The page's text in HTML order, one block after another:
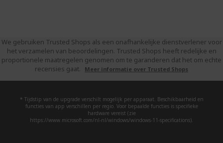
We gebruiken Trusted Shops als een onafhankelijke dienstverlener voor
het verzamelen van beoordelingen. Trusted Shops heeft redelijke en
proportionele maatregelen genomen om te garanderen dat het om echte
recensies gaat.
Meer informatie over Trusted Shops
* Tijdstip van de upgrade verschilt mogelijk per apparaat. Beschikbaarheid en
functies van app verschillen per regio. Voor bepaalde functies is specifieke
hardware vereist (zie
https://www.microsoft.com/nl-nl/windows/windows-11-specifications).